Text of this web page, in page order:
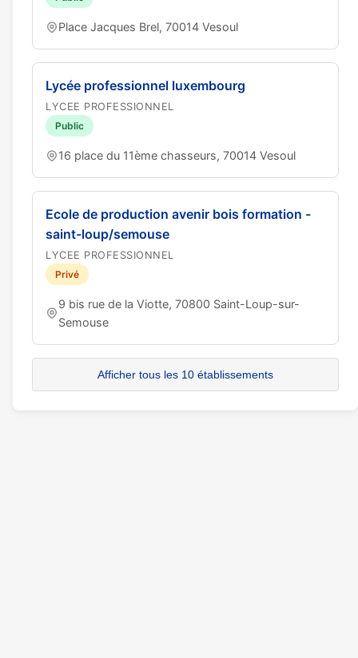
Place Jacques Brel, 70014 Vesoul
Lycée professionnel luxembourg
LYCEE PROFESSIONNEL
Public
16 place du 11ème chasseurs, 70014 Vesoul
Ecole de production avenir bois formation -
saint-loup/semouse
LYCEE PROFESSIONNEL
Privé
9 bis rue de la Viotte, 70800 Saint-Loup-sur-
Semouse
Afficher tous les 10 établissements